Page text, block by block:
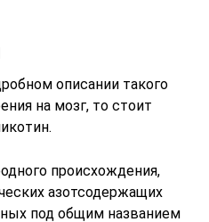
описании такого
на мозг, то стоит
происхождения,
азотсодержащих
под общим названием